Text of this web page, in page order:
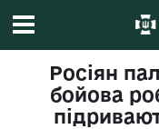
Росіян
бойова